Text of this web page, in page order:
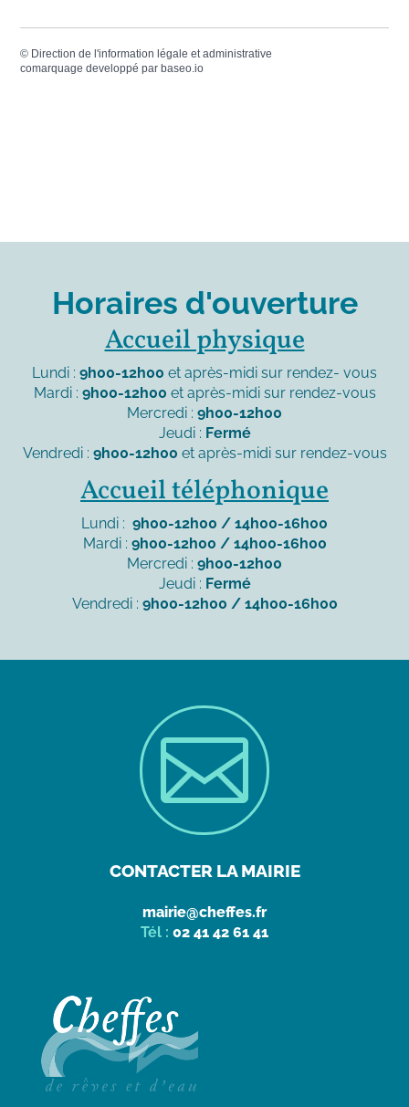
© Direction de l'information légale et administrative
comarquage developpé par baseo.io
Horaires d'ouverture
Accueil physique
Lundi : 9h00-12h00 et après-midi sur rendez- vous
Mardi : 9h00-12h00 et après-midi sur rendez-vous
Mercredi : 9h00-12h00
Jeudi : Fermé
Vendredi : 9h00-12h00 et après-midi sur rendez-vous
Accueil téléphonique
Lundi : 9h00-12h00 / 14h00-16h00
Mardi : 9h00-12h00 / 14h00-16h00
Mercredi : 9h00-12h00
Jeudi : Fermé
Vendredi : 9h00-12h00 / 14h00-16h00

CONTACTER LA MAIRIE
mairie@cheffes.fr
Tél : 02 41 42 61 41